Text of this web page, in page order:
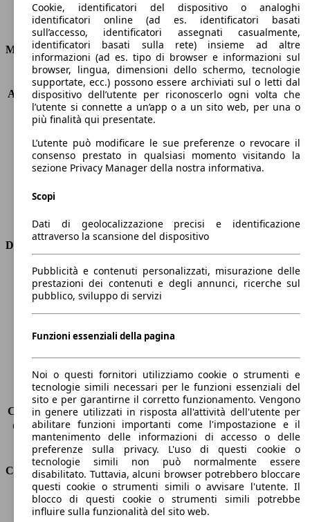
Consumi
Motore e Prestazioni
KW (PS)
55 kW (75 PS)
Accelerazione (0-100 km/h)
13.8s
Velocità massima (km/h)
165 km/h
Numero di marce
5
Coppia
230 nm
Cilindrata
1560 ccm
Carburante
Diesel
Trasmissione
Dimensioni
Lunghezza
4160 mm
Altezza
1560 mm
Larghezza
Peso massimo
-
Sedili
5
Carico sul tetto
-
Capacità di traino (senza freni) -
Capacità di traino (con freni)
940 kg
Volume del bagagliaio
350 - 1200 l
Consumi
Emissioni di CO2*
97 g/km (komb.)
Consumo (urbano)
4.4 l/100km
Cookie, identificatori del dispositivo o analoghi
identificatori online (ad es. identificatori basati
sull’accesso, identificatori assegnati casualmente,
identificatori basati sulla rete) insieme ad altre
informazioni (ad es. tipo di browser e informazioni sul
browser, lingua, dimensioni dello schermo, tecnologie
supportate, ecc.) possono essere archiviati sul o letti dal
dispositivo dell’utente per riconoscerlo ogni volta che
l’utente si connette a un’app o a un sito web, per una o
più finalità qui presentate.
L’utente può modificare le sue preferenze o revocare il
consenso prestato in qualsiasi momento visitando la
sezione Privacy Manager della nostra informativa.
Scopi
Dati di geolocalizzazione precisi e identificazione
attraverso la scansione del dispositivo
Pubblicità e contenuti personalizzati, misurazione delle
prestazioni dei contenuti e degli annunci, ricerche sul
pubblico, sviluppo di servizi
Funzioni essenziali della pagina
Noi o questi fornitori utilizziamo cookie o strumenti e
tecnologie simili necessari per le funzioni essenziali del
sito e per garantirne il corretto funzionamento. Vengono
in genere utilizzati in risposta all'attività dell'utente per
abilitare funzioni importanti come l'impostazione e il
mantenimento delle informazioni di accesso o delle
preferenze sulla privacy. L'uso di questi cookie o
tecnologie simili non può normalmente essere
disabilitato. Tuttavia, alcuni browser potrebbero bloccare
questi cookie o strumenti simili o avvisare l'utente. Il
blocco di questi cookie o strumenti simili potrebbe
influire sulla funzionalità del sito web.